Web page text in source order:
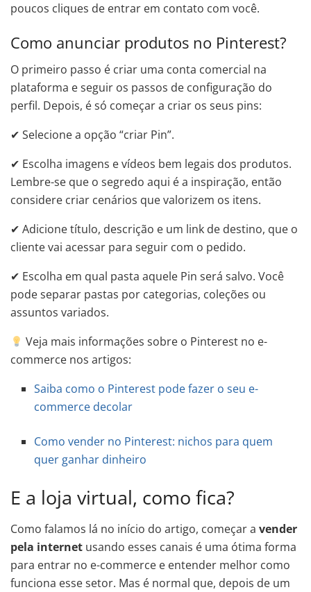
poucos cliques de entrar em contato com você.
Como anunciar produtos no Pinterest?
O primeiro passo é criar uma conta comercial na
plataforma e seguir os passos de configuração do
perfil. Depois, é só começar a criar os seus pins:
✔ Selecione a opção “criar Pin”.
✔ Escolha imagens e vídeos bem legais dos produtos.
Lembre-se que o segredo aqui é a inspiração, então
considere criar cenários que valorizem os itens.
✔ Adicione título, descrição e um link de destino, que o
cliente vai acessar para seguir com o pedido.
✔ Escolha em qual pasta aquele Pin será salvo. Você
pode separar pastas por categorias, coleções ou
assuntos variados.
Veja mais informações sobre o Pinterest no e-
commerce nos artigos:
Saiba como o Pinterest pode fazer o seu e-
commerce decolar
Como vender no Pinterest: nichos para quem
quer ganhar dinheiro
E a loja virtual, como fica?
Como falamos lá no início do artigo, começar a vender
pela internet usando esses canais é uma ótima forma
para entrar no e-commerce e entender melhor como
funciona esse setor. Mas é normal que, depois de um